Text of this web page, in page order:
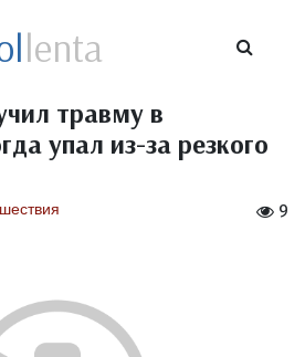
lenta
травму в
упал из-за резкого
9